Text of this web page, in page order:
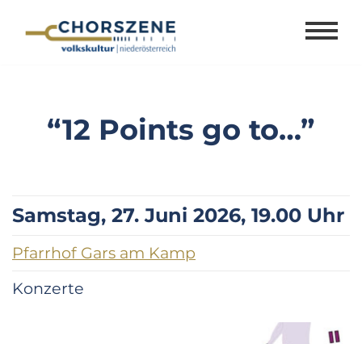
“12 Points go to…”
Samstag, 27. Juni 2026, 19.00 Uhr
Pfarrhof Gars am Kamp
Konzerte